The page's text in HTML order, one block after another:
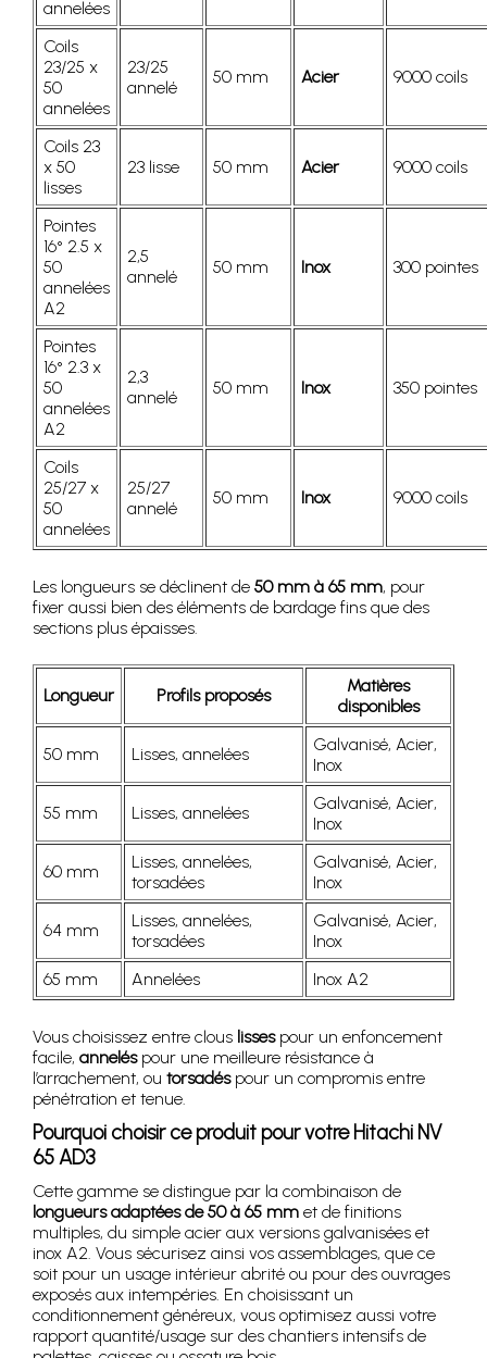
annelées
Coils
23/25 x
50
annelées
23/25
annelé
50 mm Acier 9000 coils
Coils 23
x 50
lisses
23 lisse 50 mm Acier 9000 coils
Pointes
16° 2.5 x
50
annelées
A2
2,5
annelé
50 mm Inox 300 pointes
Pointes
16° 2.3 x
50
annelées
A2
2,3
annelé
50 mm Inox 350 pointes
Coils
25/27 x
50
annelées
25/27
annelé
50 mm Inox 9000 coils
Les longueurs se déclinent de 50 mm à 65 mm, pour
fixer aussi bien des éléments de bardage fins que des
sections plus épaisses.
Longueur Profils proposés
Matières
disponibles
50 mm Lisses, annelées
Galvanisé, Acier,
Inox
55 mm Lisses, annelées
Galvanisé, Acier,
Inox
60 mm
Lisses, annelées,
torsadées
Galvanisé, Acier,
Inox
64 mm
Lisses, annelées,
torsadées
Galvanisé, Acier,
Inox
65 mm
Annelées Inox A2
Vous choisissez entre clous lissespour un enfoncement
facile, anneléspour une meilleure résistance à
l’arrachement, ou torsadéspour un compromis entre
pénétration et tenue.
Pourquoi choisir ce produit pour votre Hitachi NV
65 AD3
Cette gamme se distingue par la combinaison de
longueurs adaptées de 50 à 65 mm et de finitions
multiples, du simple acier aux versions galvanisées et
inox A2. Vous sécurisez ainsi vos assemblages, que ce
soit pour un usage intérieur abrité ou pour des ouvrages
exposés aux intempéries. En choisissant un
conditionnement généreux, vous optimisez aussi votre
rapport quantité/usage sur des chantiers intensifs de